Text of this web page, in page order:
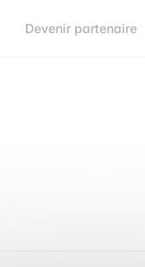
Devenir partenaire